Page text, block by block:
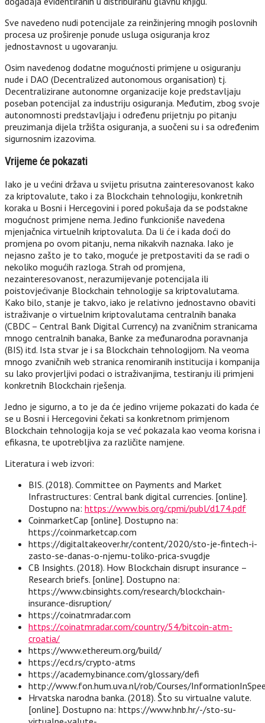
Sve navedeno nudi potencijale za reinžinjering mnogih poslovnih
procesa uz proširenje ponude usluga osiguranja kroz
jednostavnost u ugovaranju.
Osim navedenog dodatne mogućnosti primjene u osiguranju
nude i DAO (Decentralized autonomous organisation) tj.
Decentralizirane autonomne organizacije koje predstavljaju
poseban potencijal za industriju osiguranja. Međutim, zbog svoje
autonomnosti predstavljaju i određenu prijetnju po pitanju
preuzimanja dijela tržišta osiguranja, a suočeni su i sa određenim
sigurnosnim izazovima.
Vrijeme će pokazati
Iako je u većini država u svijetu prisutna zainteresovanost kako
za kriptovalute, tako i za Blockchain tehnologiju, konkretnih
koraka u Bosni i Hercegovini i pored pokušaja da se podstakne
mogućnost primjene nema. Jedino funkcioniše navedena
mjenjačnica virtuelnih kriptovaluta. Da li će i kada doći do
promjena po ovom pitanju, nema nikakvih naznaka. Iako je
nejasno zašto je to tako, moguće je pretpostaviti da se radi o
nekoliko mogućih razloga. Strah od promjena,
nezainteresovanost, nerazumijevanje potencijala ili
poistovjećivanje Blockchain tehnologije sa kriptovalutama.
Kako bilo, stanje je takvo, iako je relativno jednostavno obaviti
istraživanje o virtuelnim kriptovalutama centralnih banaka
(CBDC – Central Bank Digital Currency) na zvaničnim stranicama
mnogo centralnih banaka, Banke za međunarodna poravnanja
(BIS) itd. Ista stvar je i sa Blockchain tehnologijom. Na veoma
mnogo zvaničnih web stranica renomiranih institucija i kompanija
su lako provjerljivi podaci o istraživanjima, testiranju ili primjeni
konkretnih Blockchain rješenja.
Jedno je sigurno, a to je da će jedino vrijeme pokazati do kada će
se u Bosni i Hercegovini čekati sa konkretnom primjenom
Blockchain tehnologija koja se već pokazala kao veoma korisna i
efikasna, te upotrebljiva za različite namjene.
Literatura i web izvori:
BIS. (2018). Committee on Payments and Market
Infrastructures: Central bank digital currencies. [online].
Dostupno na: https://www.bis.org/cpmi/publ/d174.pdf
CoinmarketCap [online]. Dostupno na:
https://coinmarketcap.com
https://digitaltakeover.hr/content/2020/sto-je-fintech-i-
zasto-se-danas-o-njemu-toliko-prica-svugdje
CB Insights. (2018). How Blockchain disrupt insurance –
Research briefs. [online]. Dostupno na:
https://www.cbinsights.com/research/blockchain-
insurance-disruption/
https://coinatmradar.com
https://coinatmradar.com/country/54/bitcoin-atm-
croatia/
https://www.ethereum.org/build/
https://ecd.rs/crypto-atms
https://academy.binance.com/glossary/defi
http://www.fon.hum.uva.nl/rob/Courses/
Hrvatska narodna banka. (2018). Što su virtualne valute.
[online]. Dostupno na: https://www.hnb.hr/-/sto-su-